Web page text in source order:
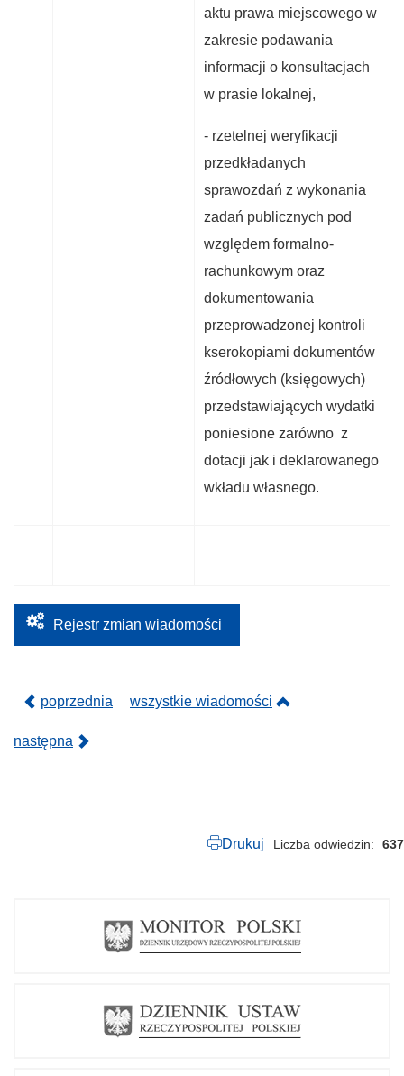
aktu prawa miejscowego w
zakresie podawania
informacji o konsultacjach
w prasie lokalnej,
- rzetelnej weryfikacji
przedkładanych
sprawozdań z wykonania
zadań publicznych pod
względem formalno-
rachunkowym oraz
dokumentowania
przeprowadzonej kontroli
kserokopiami dokumentów
źródłowych (księgowych)
przedstawiających wydatki
poniesione zarówno z
dotacji jak i deklarowanego
wkładu własnego.
Rejestr zmian wiadomości
poprzednia wszystkie wiadomości
następna
Drukuj Liczba odwiedzin 637